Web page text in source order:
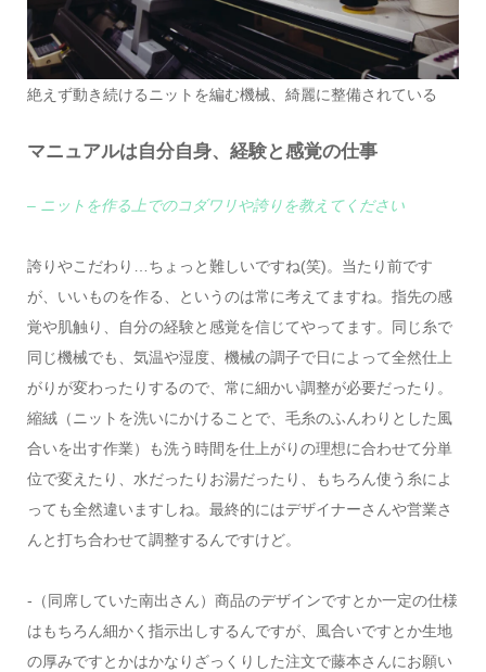
絶えず動き続けるニットを編む機械、綺麗に整備されている
マニュアルは自分自身、経験と感覚の仕事
– ニットを作る上でのコダワリや誇りを教えてください
誇りやこだわり…ちょっと難しいですね(笑)。当たり前です
が、いいものを作る、というのは常に考えてますね。指先の感
覚や肌触り、自分の経験と感覚を信じてやってます。同じ糸で
同じ機械でも、気温や湿度、機械の調子で日によって全然仕上
がりが変わったりするので、常に細かい調整が必要だったり。
縮絨（ニットを洗いにかけることで、毛糸のふんわりとした風
合いを出す作業）も洗う時間を仕上がりの理想に合わせて分単
位で変えたり、水だったりお湯だったり、もちろん使う糸によ
っても全然違いますしね。最終的にはデザイナーさんや営業さ
んと打ち合わせて調整するんですけど。
-（同席していた南出さん）商品のデザインですとか一定の仕様
はもちろん細かく指示出しするんですが、風合いですとか生地
の厚みですとかはかなりざっくりした注文で藤本さんにお願い